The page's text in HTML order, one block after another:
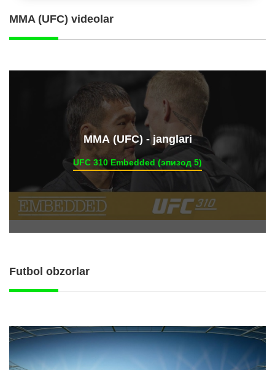
MMA (UFC) videolar
ММА (UFC) - janglari
UFC 310 Embedded (эпизод 5)
Futbol obzorlar